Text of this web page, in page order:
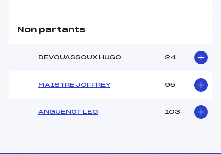
Non partants
DEVOUASSOUX HUGO 24
MAISTRE JOFFREY 95
ANGUENOT LEO 103